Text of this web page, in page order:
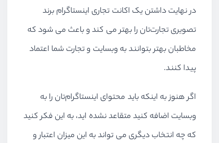
در نهایت داشتن یک اکانت تجاری اینستاگرام برند
تصویری تجارت‌تان را بهتر می کند و باعث می شود که
مخاطبان بهتر بتوانند به وبسایت و تجارت شما اعتماد
پیدا کنند.
اگر هنوز به اینکه باید محتوای اینستاگرام‌تان را به
وبسایت اضافه کنید متقاعد نشده اید، به این فکر کنید
که چه انتخاب دیگری می تواند به این میزان اعتبار و